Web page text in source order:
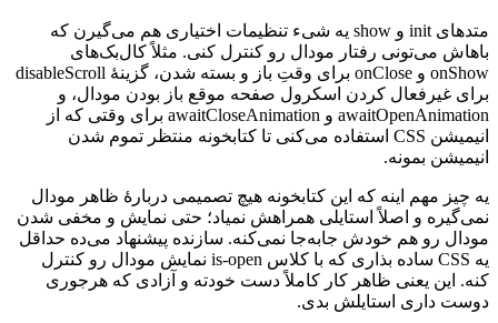
متدهای init و show یه شیء تنظیمات اختیاری هم می‌گیرن که
باهاش می‌تونی رفتار مودال رو کنترل کنی. مثلاً کال‌بک‌های
onShow و onClose برای وقتِ باز و بسته شدن، گزینهٔ disableScroll
برای غیرفعال کردن اسکرول صفحه موقع باز بودن مودال، و
awaitOpenAnimation و awaitCloseAnimation برای وقتی که از
انیمیشن CSS استفاده می‌کنی تا کتابخونه منتظر تموم شدن
انیمیشن بمونه.
یه چیز مهم اینه که این کتابخونه هیچ تصمیمی دربارهٔ ظاهر مودال
نمی‌گیره و اصلاً استایلی همراهش نمیاد؛ حتی نمایش و مخفی شدن
مودال رو هم خودش جابه‌جا نمی‌کنه. سازنده پیشنهاد می‌ده حداقل
یه CSS ساده بذاری که با کلاس is-open نمایش مودال رو کنترل
کنه. این یعنی ظاهر کار کاملاً دست خودته و آزادی که هرجوری
دوست داری استایلش بدی.